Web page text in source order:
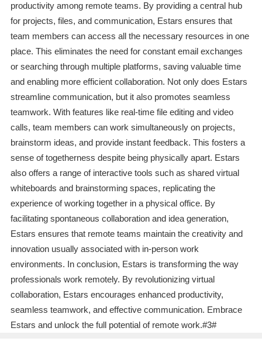
productivity among remote teams. By providing a central hub
for projects, files, and communication, Estars ensures that
team members can access all the necessary resources in one
place. This eliminates the need for constant email exchanges
or searching through multiple platforms, saving valuable time
and enabling more efficient collaboration. Not only does Estars
streamline communication, but it also promotes seamless
teamwork. With features like real-time file editing and video
calls, team members can work simultaneously on projects,
brainstorm ideas, and provide instant feedback. This fosters a
sense of togetherness despite being physically apart. Estars
also offers a range of interactive tools such as shared virtual
whiteboards and brainstorming spaces, replicating the
experience of working together in a physical office. By
facilitating spontaneous collaboration and idea generation,
Estars ensures that remote teams maintain the creativity and
innovation usually associated with in-person work
environments. In conclusion, Estars is transforming the way
professionals work remotely. By revolutionizing virtual
collaboration, Estars encourages enhanced productivity,
seamless teamwork, and effective communication. Embrace
Estars and unlock the full potential of remote work.#3#